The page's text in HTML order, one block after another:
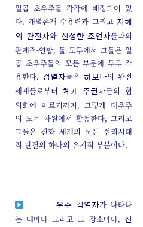
일곱 초우주들 각각에 배정되어 있
다. 개별존재 수용력과 그리고 지혜
의 완전자와 신성한 조언자들과의
관계적-연합, 둘 모두에서 그들은 일
곱 초우주들의 모든 부문에 두루 작
용한다.
검열자들은하보나의 완전
세계들로부터체계 주권자들의 협
의회에 이르기까지, 그렇게 대우주
의 모든 차원에서 활동한다, 그리고
그들은 진화 세계의 모든 섭리시대
적 판결의 하나의 유기적 부분이다.
우주 검열자가 나타나
는 때마다 그리고 그 장소마다,신